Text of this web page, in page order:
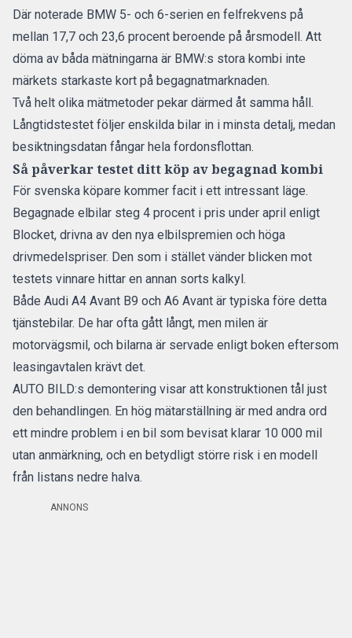
Där noterade BMW 5- och 6-serien en felfrekvens på
mellan 17,7 och 23,6 procent beroende på årsmodell. Att
döma av båda mätningarna är BMW:s stora kombi inte
märkets starkaste kort på begagnatmarknaden.
Två helt olika mätmetoder pekar därmed åt samma håll.
Långtidstestet följer enskilda bilar in i minsta detalj, medan
besiktningsdatan fångar hela fordonsflottan.
Så påverkar testet ditt köp av begagnad kombi
För svenska köpare kommer facit i ett intressant läge.
Begagnade elbilar steg 4 procent i pris under april enligt
Blocket, drivna av den nya elbilspremien och höga
drivmedelspriser. Den som i stället vänder blicken mot
testets vinnare hittar en annan sorts kalkyl.
Både Audi A4 Avant B9 och A6 Avant är typiska före detta
tjänstebilar. De har ofta gått långt, men milen är
motorvägsmil, och bilarna är servade enligt boken eftersom
leasingavtalen krävt det.
AUTO BILD:s demontering visar att konstruktionen tål just
den behandlingen. En hög mätarställning är med andra ord
ett mindre problem i en bil som bevisat klarar 10 000 mil
utan anmärkning, och en betydligt större risk i en modell
från listans nedre halva.
ANNONS